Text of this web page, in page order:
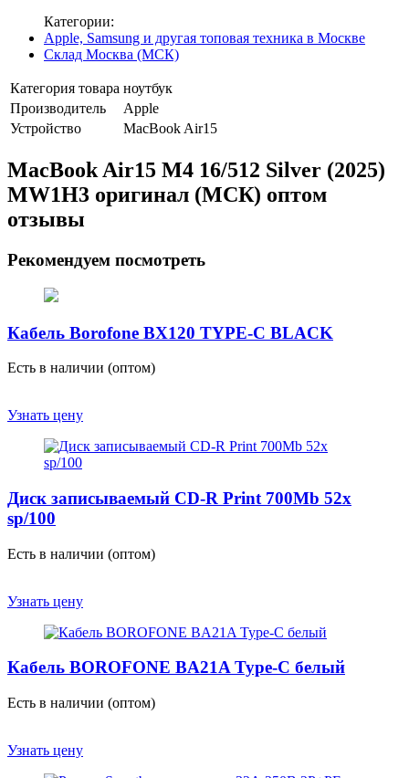
Категории:
Apple, Samsung и другая топовая техника в Москве
Склад Москва (МСК)
Категория товара ноутбук
Производитель
Apple
Устройство
MacBook Air15
MacBook Air15 M4 16/512 Silver (2025)
MW1H3 оригинал (МСК) оптом
отзывы
Рекомендуем посмотреть
Кабель Borofone BX120 TYPE-C BLACK
Есть в наличии (оптом)
Узнать цену
Диск записываемый CD-R Print 700Mb 52x
sp/100
Есть в наличии (оптом)
Узнать цену
Кабель BOROFONE BA21A Type-C белый
Есть в наличии (оптом)
Узнать цену